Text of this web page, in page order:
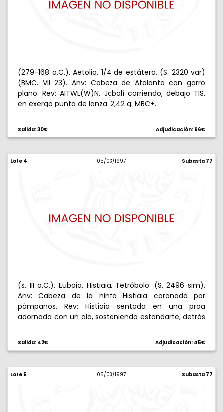
(279-168 a.C.). Aetolia. 1/4 de estátera. (S. 2320 var)
(BMC. VII 23). Anv: Cabeza de Atalanta con gorro
plano. Rev: AITWL(W)N. Jabalí corriendo, debajo TIS,
en exergo punta de lanza. 2,42 g. MBC+.
Salida: 30€ Adjudicación: 66€
Lote 4 05/03/1997 Subasta 77
(s. III a.C.). Euboia. Histiaia. Tetróbolo. (S. 2496 sim).
Anv: Cabeza de la ninfa Histiaia coronada por
pámpanos. Rev: Histiaia sentada en una proa
adornada con un ala, sosteniendo estandarte, detrás
macedonia. MBC+.
Salida: 42€ Adjudicación: 45€
Lote 5 05/03/1997 Subasta 77